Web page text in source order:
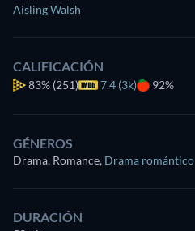
Aisling Walsh
CALIFICACIÓN
83% (251) 7.4 (3k) 92%
GÉNEROS
Drama, Romance, Drama romántico
DURACIÓN